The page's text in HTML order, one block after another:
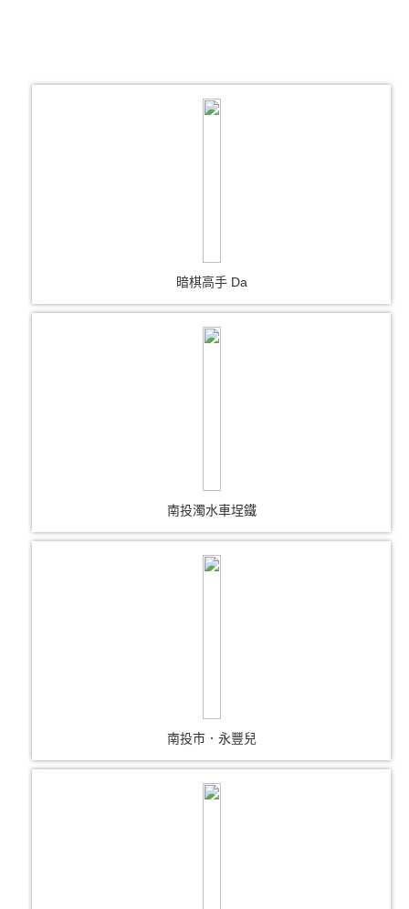
暗棋高手 Da
南投濁水車埕鐵
南投市．永豐兒